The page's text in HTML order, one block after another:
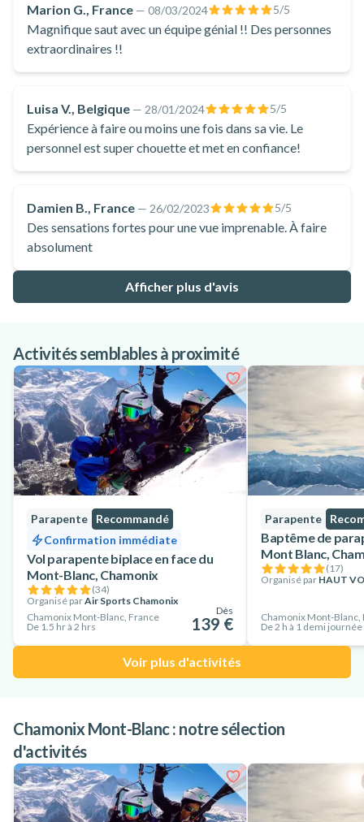
Marion G., France — 08/03/2024 5/5
Magnifique saut avec un équipe génial !! Des personnes
extraordinaires !!
Luisa V., Belgique — 28/01/2024 5/5
Expérience à faire ou moins une fois dans sa vie. Le
personnel est super chouette et met en confiance!
Damien B., France — 26/02/2023 5/5
Des sensations fortes pour une vue imprenable. À faire
absolument
Afficher plus d'avis
Activités semblables à proximité
Parapente
Recommandé
Confirmation immédiate
Vol parapente biplace en face du
Mont-Blanc, Chamonix
(34)
Organisé parAir Sports Chamonix
Chamonix Mont-Blanc, France
De 1.5 hr à 2 hrs
Dès
139 €
Parapente
Baptême de
Mont Blanc,
(17)
Organisé par HAUT
Chamonix Mont-Blanc,
De 2 h à 1 demi journée
Voir plus d'activités
Chamonix Mont-Blanc : notre sélection
d'activités